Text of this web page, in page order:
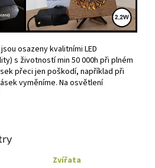
osazeny kvalitními LED
s životností min 50 000h při plném
přeci jen poškodí, například při
vyměníme. Na osvětlení
Zvířata